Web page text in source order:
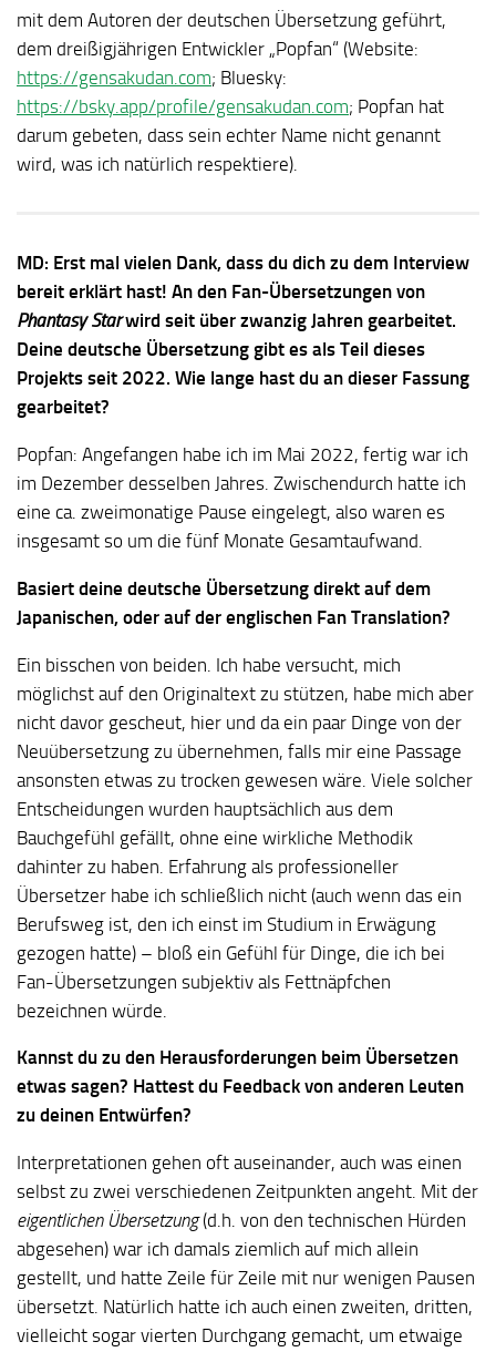
mit dem Autoren der deutschen Übersetzung geführt,
dem dreißigjährigen Entwickler „Popfan“ (Website:
https://gensakudan.com; Bluesky:
https://bsky.app/profile/gensakudan.com; Popfan hat
darum gebeten, dass sein echter Name nicht genannt
wird, was ich natürlich respektiere).
MD: Erst mal vielen Dank, dass du dich zu dem Interview
bereit erklärt hast! An den Fan-Übersetzungen von
Phantasy Starwird seit über zwanzig Jahren gearbeitet.
Deine deutsche Übersetzung gibt es als Teil dieses
Projekts seit 2022. Wie lange hast du an dieser Fassung
gearbeitet?
Popfan: Angefangen habe ich im Mai 2022, fertig war ich
im Dezember desselben Jahres. Zwischendurch hatte ich
eine ca. zweimonatige Pause eingelegt, also waren es
insgesamt so um die fünf Monate Gesamtaufwand.
Basiert deine deutsche Übersetzung direkt auf dem
Japanischen, oder auf der englischen Fan Translation?
Ein bisschen von beiden. Ich habe versucht, mich
möglichst auf den Originaltext zu stützen, habe mich aber
nicht davor gescheut, hier und da ein paar Dinge von der
Neuübersetzung zu übernehmen, falls mir eine Passage
ansonsten etwas zu trocken gewesen wäre. Viele solcher
Entscheidungen wurden hauptsächlich aus dem
Bauchgefühl gefällt, ohne eine wirkliche Methodik
dahinter zu haben. Erfahrung als professioneller
Übersetzer habe ich schließlich nicht (auch wenn das ein
Berufsweg ist, den ich einst im Studium in Erwägung
gezogen hatte) – bloß ein Gefühl für Dinge, die ich bei
Fan-Übersetzungen subjektiv als Fettnäpfchen
bezeichnen würde.
Kannst du zu den Herausforderungen beim Übersetzen
etwas sagen? Hattest du Feedback von anderen Leuten
zu deinen Entwürfen?
Interpretationen gehen oft auseinander, auch was einen
selbst zu zwei verschiedenen Zeitpunkten angeht. Mit der
eigentlichen Übersetzung(d.h. von den technischen Hürden
abgesehen) war ich damals ziemlich auf mich allein
gestellt, und hatte Zeile für Zeile mit nur wenigen Pausen
übersetzt. Natürlich hatte ich auch einen zweiten, dritten,
vielleicht sogar vierten Durchgang gemacht, um etwaige